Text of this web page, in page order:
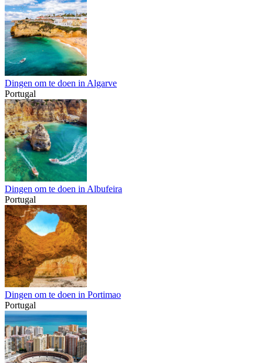
Dingen om te doen in Algarve
Portugal
Dingen om te doen in Albufeira
Portugal
Dingen om te doen in Portimao
Portugal